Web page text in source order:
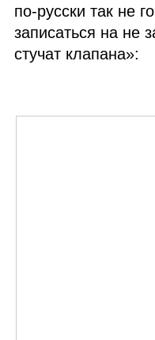
по‑русски так не
записаться на не
стучат клапана»: